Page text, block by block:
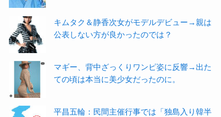
キムタク＆静香次女がモデルデビュー→親は
公表しない方が良かったのでは？
マギー、背中ざっくりワンピ姿に反響→出た
ての頃は本当に美少女だったのに。
平昌五輪：民間主催行事では「独島入り韓半